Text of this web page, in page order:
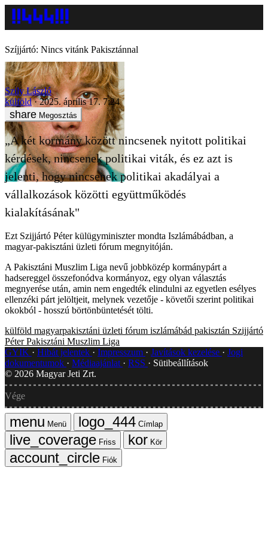
Szíjjártó: Nincs vitánk Pakisztánnal
Szily László
külföld
2025. április 17. 7:24
Megosztás
„A két kormány között nincsenek nyitott politikai
kérdések, nincsenek politikai viták, és ez azt is
jelenti, hogy nincsenek politikai akadályai a
vállalkozások közötti együttműködés
kialakításának"
Ezt Szijjártó Péter külügyminiszter mondta Iszlámábádban, a
magyar-pakisztáni üzleti fórum megnyitóján.
A Pakisztáni Muszlim Liga nevű jobbközép kormánypárt a
hadsereggel összefonódva kormányoz, egy olyan választás
megnyerése után, amin nem engedték elindulni az egyetlen esélyes
ellenzéki párt jelöltjeit, melynek vezetője - követői szerint politikai
okokból - hosszú börtönbüntetését tölti.
külföld magyarpakisztáni üzleti fórum iszlámábád pakisztán Szijjártó
Péter Pakisztáni Muszlim Liga
GYIK
Hibát jelentek Impresszum Javítások kezelése
Jogi
dokumentumok
Médiaajánlat RSS
Sütibeállítások
© 2026 Magyar Jeti Zrt.
Vége
Menü
Címlap
Friss
Kör
Fiók